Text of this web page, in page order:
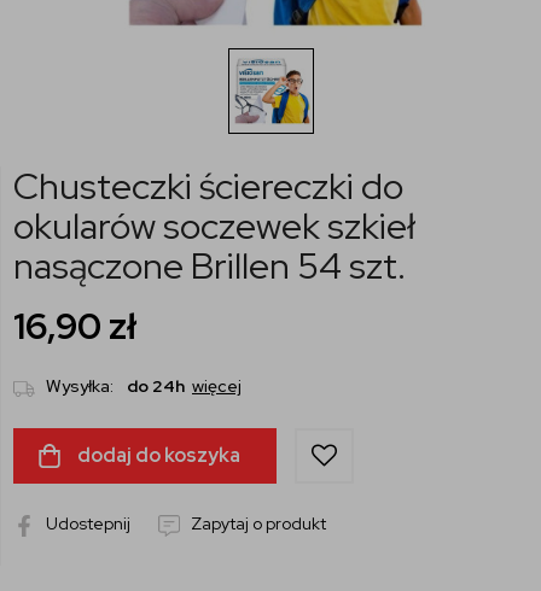
Chusteczki ściereczki do
okularów soczewek szkieł
nasączone Brillen 54 szt.
16,90 zł
Wysyłka: do 24h więcej
dodaj do koszyka
Udostepnij Zapytaj o produkt